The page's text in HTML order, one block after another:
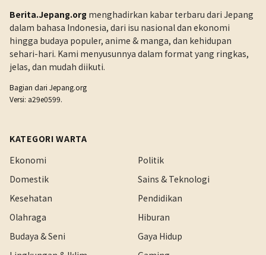
Berita.Jepang.org menghadirkan kabar terbaru dari Jepang
dalam bahasa Indonesia, dari isu nasional dan ekonomi
hingga budaya populer, anime & manga, dan kehidupan
sehari-hari. Kami menyusunnya dalam format yang ringkas,
jelas, dan mudah diikuti.
Bagian dari Jepang.org
Versi: a29e0599.
KATEGORI WARTA
Ekonomi
Politik
Domestik
Sains & Teknologi
Kesehatan
Pendidikan
Olahraga
Hiburan
Budaya & Seni
Gaya Hidup